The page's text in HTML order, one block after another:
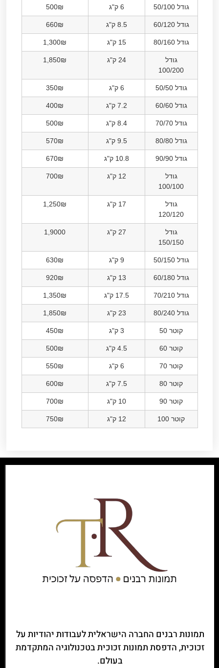
גודל 50/100 6 ק"ג 500₪
גודל 60/120 8.5 ק"ג 660₪
גודל 80/160 15 ק"ג 1,300₪
גודל
100/200
24 ק"ג 1,850₪
גודל 50/50 6 ק"ג 350₪
גודל 60/60 7.2 ק"ג 400₪
גודל 70/70 8.4 ק"ג 500₪
גודל 80/80 9.5 ק"ג 570₪
גודל 90/90 10.8 ק"ג 670₪
גודל
100/100
12 ק"ג 700₪
גודל
120/120
17 ק"ג 1,250₪
גודל
150/150
27 ק"ג 1,9000
גודל 50/150 9 ק"ג 630₪
גודל 60/180 13 ק"ג 920₪
גודל 70/210 17.5 ק"ג 1,350₪
גודל 80/240 23 ק"ג 1,850₪
קוטר 50 3 ק"ג 450₪
קוטר 60 4.5 ק"ג 500₪
קוטר 70 6 ק"ג 550₪
קוטר 80 7.5 ק"ג 600₪
קוטר 90 10 ק"ג 700₪
קוטר 100 12 ק"ג 750₪
תמונות רבנים החברה הישראלית לעבודות יהודיות על
זכוכית, הדפסת תמונות זכוכית בטכנולוגיה המתקדמת
בעולם.